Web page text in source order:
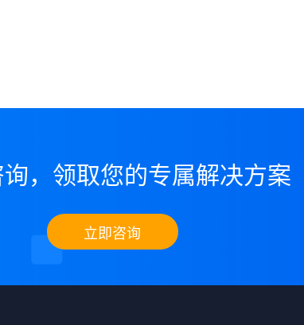
，领取您的专属解决方案
立即咨询